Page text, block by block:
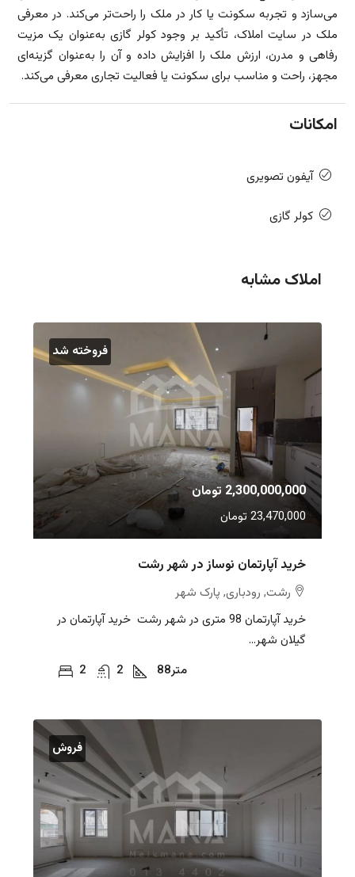
می‌سازد و تجربه سکونت یا کار در ملک را راحت‌تر می‌کند. در معرفی
ملک در سایت املاک، تأکید بر وجود کولر گازی به‌عنوان یک مزیت
رفاهی و مدرن، ارزش ملک را افزایش داده و آن را به‌عنوان گزینه‌ای
مجهز، راحت و مناسب برای سکونت یا فعالیت تجاری معرفی می‌کند.
امکانات
آیفون تصویری
کولر گازی
املاک مشابه
فروخته شد
2,300,000,000 تومان
23,470,000 تومان
خرید آپارتمان نوساز در شهر رشت
رشت, رودباری, پارک شهر
خرید آپارتمان 98 متری در شهر رشت خرید آپارتمان در
گیلان شهر...
2
2 88متر
فروش